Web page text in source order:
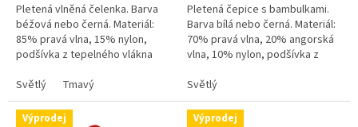
Pletená vlněná čelenka. Barva
béžová nebo černá. Materiál:
85% pravá vlna, 15% nylon,
podšívka z tepelného vlákna
pánská.
Světlý Tmavý
Pletená čepice s bambulkami.
Barva bílá nebo černá. Materiál:
70% pravá vlna, 20% angorská
vlna, 10% nylon, podšívka z
Jedna velikost-spíše dámská.
Světlý
Výprodej Výprodej